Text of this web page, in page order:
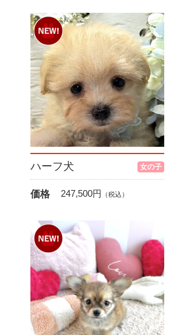
ハーフ犬 女の子
価格 247,500円 （税込）